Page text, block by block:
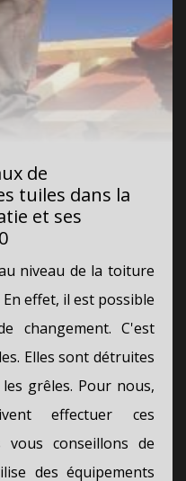
de
tuiles dans la
et ses
niveau de la toiture
effet, il est possible
changement. C'est
Elles sont détruites
grêles. Pour nous,
effectuer ces
vous conseillons de
des équipements